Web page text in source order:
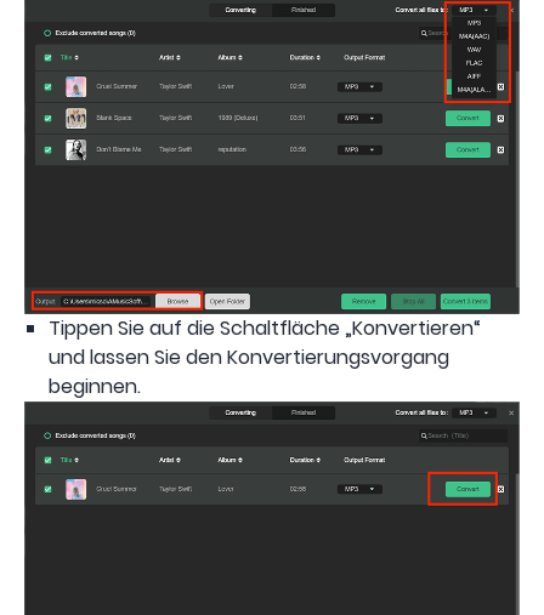
Tippen Sie auf die Schaltfläche „Konvertieren“
und lassen Sie den Konvertierungsvorgang
beginnen.